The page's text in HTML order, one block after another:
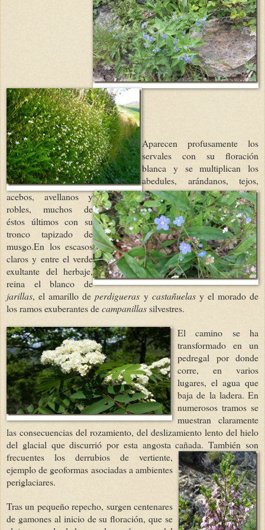
Aparecen profusamente los
servales con su floración
blanca y se multiplican los
abedules, arándanos, tejos,
acebos, avellanos y
robles, muchos de
éstos últimos con su
tronco tapizado de
musgo.En los escasos
claros y entre el verde
exultante del herbaje,
reina el blanco de
jarillas, el amarillo deperdigueras y castañuelasy el morado de
los ramos exuberantes decampanillassilvestres.
El camino se ha
transformado en un
pedregal por donde
corre, en varios
lugares, el agua que
baja de la ladera. En
numerosos tramos se
muestran claramente
las consecuencias del rozamiento, del deslizamiento lento del hielo
del glacial que discurrió por esta angosta cañada. También son
frecuentes los derrubios de vertiente,
ejemplo de geoformas asociadas a ambientes
periglaciares.
Tras un pequeño repecho, surgen centenares
de gamones al inicio de su floración, que se